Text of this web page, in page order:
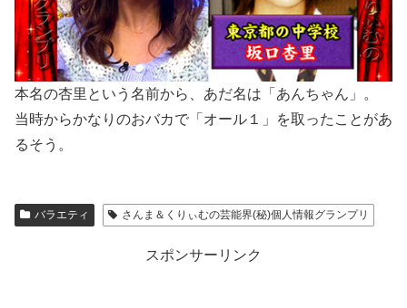
本名の杏里という名前から、あだ名は「あんちゃん」。
当時からかなりのおバカで「オール１」を取ったことがあ
るそう。
バラエティ さんま＆くりぃむの芸能界(秘)個人情報グランプリ
スポンサーリンク